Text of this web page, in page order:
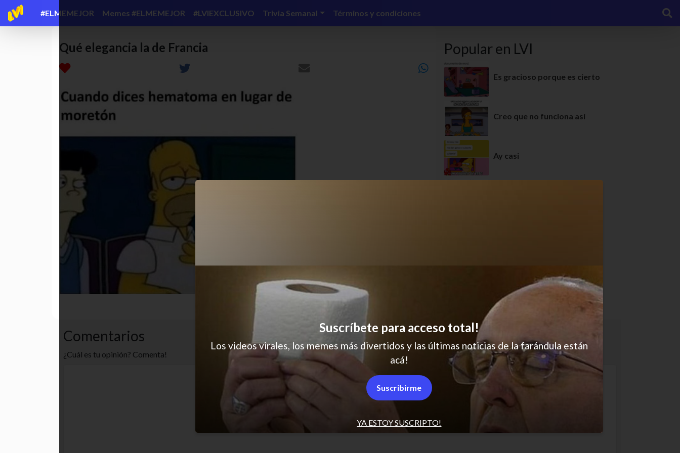
#ELMEMEJOR Memes #ELMEMEJOR #LVIEXCLUSIVO Trivia Semanal Términos y condiciones
Qué elegancia la de Francia Popular en LVI
Es gracioso porque es cierto
Creo que no funciona así
Ay casi
Comentarios
¿Cuál es tu opinión? Comenta!
YA ESTOY SUSCRIPTO!
Suscríbete para acceso total!
Los videos virales, los memes más divertidos y las últimas noticias de la farándula están
acá!
Suscribirme